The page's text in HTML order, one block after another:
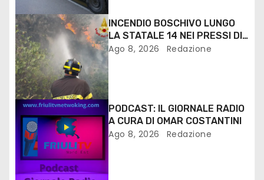
INCENDIO BOSCHIVO LUNGO
LA STATALE 14 NEI PRESSI DI
MONFALCONE
Ago 8, 2026 Redazione
PODCAST: IL GIORNALE RADIO
A CURA DI OMAR COSTANTINI
Ago 8, 2026 Redazione